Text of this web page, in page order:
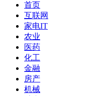
首页
互联网
家电IT
农业
医药
化工
金融
房产
机械